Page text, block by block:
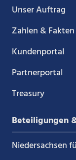
Unser Auftrag
Zahlen & Fakten
Kundenportal
Partnerportal
Treasury
Beteiligungen
Niedersachsen